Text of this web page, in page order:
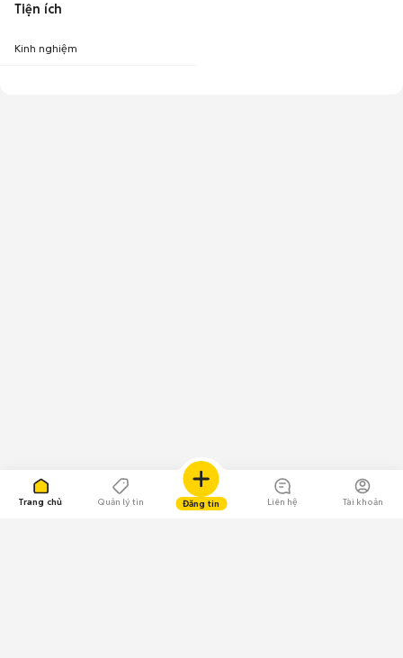
Trang chủ Quản lý tin Đăng tin Liên hệ Tài khoản
Tiện ích
Kinh nghiệm